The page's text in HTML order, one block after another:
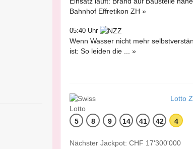
Bahnhof Effretikon ZH »
05:40 Uhr
Wenn Wasser nicht mehr
ist: So leiden die ... »
Lotto
5 8 9 14 41 42 4
Nächster Jackpot: CHF 17'300'000